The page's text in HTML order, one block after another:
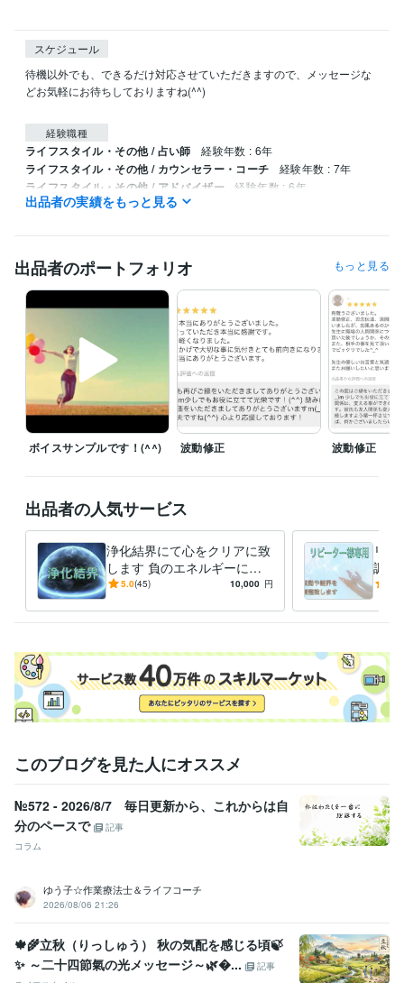
スケジュール
待機以外でも、できるだけ対応させていただきますので、メッセージな
どお気軽にお待ちしておりますね(^^)
経験職種
ライフスタイル・その他 / 占い師 経験年数 : 6年
ライフスタイル・その他 / カウンセラー・コーチ 経験年数 : 7年
ライフスタイル・その他 / アドバイザー 経験年数 : 6年
ライフスタイル・その他 / その他
資格・検定
ビジネス・クリエイティブツール
JIMDO:4年Google サイト:4年
得意分野
占い 霊視 守護霊対話　霊的心理カウンセリング
霊能力者 守護霊対話 故人対話 霊視
ペット対話
子宝鑑定
占い 空間浄化　波動修正 故人通訳 守護霊対話 ペット対話
エネルギーヒーリング 思念伝達 波動修正 浄化 守護霊対話
神対話
ペット対話
故人対話
出品者の実績をもっと見る
出品者のポートフォリオ もっと見る
ボイスサンプルです！(^^) 波動修正 波動修正
出品者の人気サービス
浄化結界にて心をクリアに致
します 負のエネルギーによ
って澱みを無くし心を癒しま
5.0(45) 10,000 円
リ
調整
だい
このブログを見た人にオススメ
№572 - 2026/8/7 毎日更新から、これからは自
分のペースで
記事
コラム
ゆう子☆作業療法士＆ライフコーチ
2026/08/06 21:26
🍁🌾立秋（りっしゅう） 秋の気配を感じる頃🍃
✨ ～二十四節氣の光メッセージ～🌿...
記事